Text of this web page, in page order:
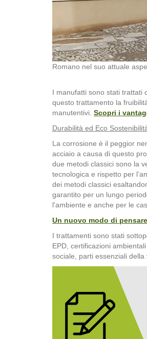
Romano nel suo attuale
I manufatti sono stati trattati
questo trattamento la
manutentivi. Scopri i
Durabilità ed Eco
La corrosione è il peggior
acciaio a causa di questo
due metodi classici sono la
tecnologica e rispetto per
dei metodi classici
garantito per un lungo
l'ambiente e anche per le
Un nuovo modo di
I trattamenti sono stati
EPD, certificazioni
sociale, parti essenziali